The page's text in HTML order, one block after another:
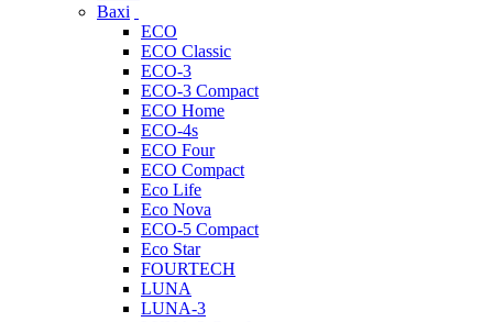
Baxi
ECO
ECO Classic
ECO-3
ECO-3 Compact
ECO Home
ECO-4s
ECO Four
ECO Compact
Eco Life
Eco Nova
ECO-5 Compact
Eco Star
FOURTECH
LUNA
LUNA-3